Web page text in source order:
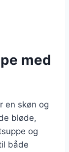
med
en skøn og
bløde,
og
både